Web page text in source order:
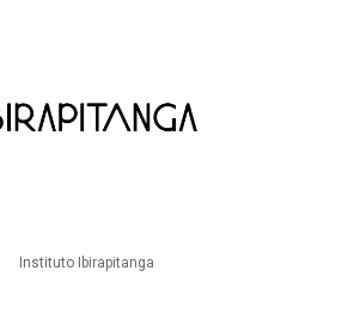
Instituto Ibirapitanga